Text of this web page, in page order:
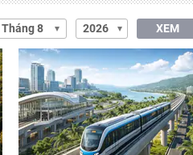
XEM